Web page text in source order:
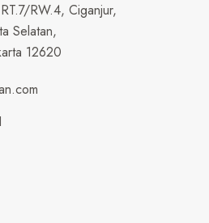
RW.4, Ciganjur,
Selatan,
12620